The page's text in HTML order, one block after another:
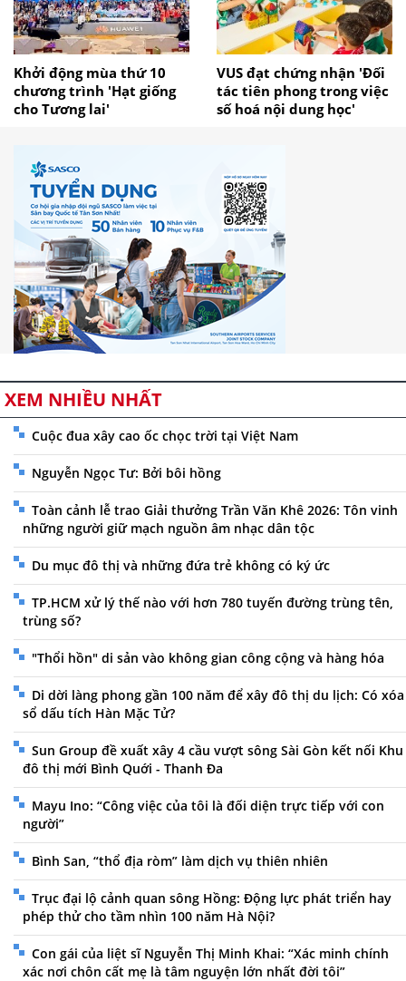
Khởi động mùa thứ 10
chương trình 'Hạt giống
cho Tương lai'
VUS đạt chứng nhận 'Đối
tác tiên phong trong việc
số hoá nội dung học'
XEM NHIỀU NHẤT
Cuộc đua xây cao ốc chọc trời tại Việt Nam
Nguyễn Ngọc Tư: Bởi bôi hồng
Toàn cảnh lễ trao Giải thưởng Trần Văn Khê 2026: Tôn vinh
những người giữ mạch nguồn âm nhạc dân tộc
Du mục đô thị và những đứa trẻ không có ký ức
TP.HCM xử lý thế nào với hơn 780 tuyến đường trùng tên,
trùng số?
"Thổi hồn" di sản vào không gian công cộng và hàng hóa
Di dời làng phong gần 100 năm để xây đô thị du lịch: Có xóa
sổ dấu tích Hàn Mặc Tử?
Sun Group đề xuất xây 4 cầu vượt sông Sài Gòn kết nối Khu
đô thị mới Bình Quới - Thanh Đa
Mayu Ino: “Công việc của tôi là đối diện trực tiếp với con
người”
Bình San, “thổ địa ròm” làm dịch vụ thiên nhiên
Trục đại lộ cảnh quan sông Hồng: Động lực phát triển hay
phép thử cho tầm nhìn 100 năm Hà Nội?
Con gái của liệt sĩ Nguyễn Thị Minh Khai: “Xác minh chính
xác nơi chôn cất mẹ là tâm nguyện lớn nhất đời tôi”